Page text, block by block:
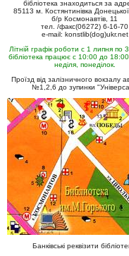
бібліотека знаходиться за
85113 м. Костянтинівка
б/р Космонавтів, 11
тел. /факс(06272) 6-16-70
e-mail: konstlib(dog)ukr.net
Літній графік роботи с 1 липня по
бібліотека працює с 10:00 до
неділя, понеділок.
Проїзд від залізничного вокзалу
№1,2,6 до зупинки
Банківські реквізити